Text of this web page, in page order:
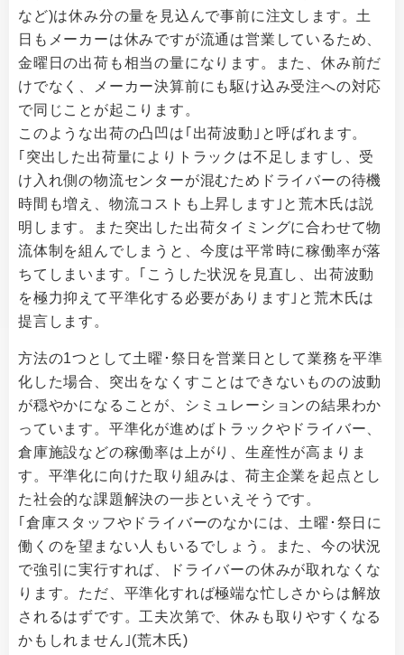
など)は休み分の量を見込んで事前に注文します。土
日もメーカーは休みですが流通は営業しているため、
金曜日の出荷も相当の量になります。また、休み前だ
けでなく、メーカー決算前にも駆け込み受注への対応
で同じことが起こります。
このような出荷の凸凹は｢出荷波動｣と呼ばれます。
｢突出した出荷量によりトラックは不足しますし、受
け入れ側の物流センターが混むためドライバーの待機
時間も増え、物流コストも上昇します｣と荒木氏は説
明します。また突出した出荷タイミングに合わせて物
流体制を組んでしまうと、今度は平常時に稼働率が落
ちてしまいます。｢こうした状況を見直し、出荷波動
を極力抑えて平準化する必要があります｣と荒木氏は
提言します。
方法の1つとして土曜･祭日を営業日として業務を平準
化した場合、突出をなくすことはできないものの波動
が穏やかになることが、シミュレーションの結果わか
っています。平準化が進めばトラックやドライバー、
倉庫施設などの稼働率は上がり、生産性が高まりま
す。平準化に向けた取り組みは、荷主企業を起点とし
た社会的な課題解決の一歩といえそうです。
｢倉庫スタッフやドライバーのなかには、土曜･祭日に
働くのを望まない人もいるでしょう。また、今の状況
で強引に実行すれば、ドライバーの休みが取れなくな
ります。ただ、平準化すれば極端な忙しさからは解放
されるはずです。工夫次第で、休みも取りやすくなる
かもしれません｣(荒木氏)